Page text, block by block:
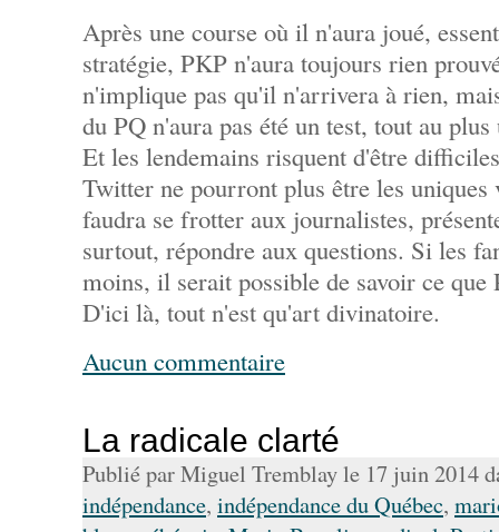
Après une course où il n'aura joué,
stratégie, PKP n'aura toujours rien
n'implique pas qu'il n'arrivera à rien,
du PQ n'aura pas été un test, tout au
Et les lendemains risquent d'être
Twitter ne pourront plus être les
faudra se frotter aux journalistes,
surtout, répondre aux questions. Si les
moins, il serait possible de savoir ce
D'ici là, tout n'est qu'art divinatoire.
Aucun commentaire
La radicale clarté
Publié par Miguel Tremblay le 17 juin 2014
indépendance, indépendance du Québec,